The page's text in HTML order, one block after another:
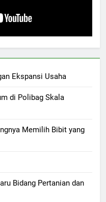
Ekspansi Usaha
di Polibag Skala
Memilih Bibit yang
Bidang Pertanian dan